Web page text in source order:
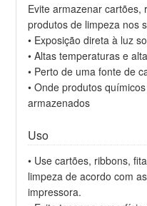
Evite armazenar cartões,
produtos de limpeza nos
• Exposição direta à luz
• Altas temperaturas e
• Perto de uma fonte de
• Onde produtos
armazenados
Uso
• Use cartões, ribbons,
limpeza de acordo com
impressora.